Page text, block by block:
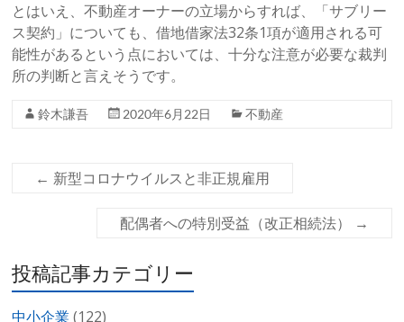
とはいえ、不動産オーナーの立場からすれば、「サブリー
ス契約」についても、借地借家法32条1項が適用される可
能性があるという点においては、十分な注意が必要な裁判
所の判断と言えそうです。
鈴木謙吾 2020年6月22日 不動産
← 新型コロナウイルスと非正規雇用
配偶者への特別受益（改正相続法） →
投稿記事カテゴリー
中小企業 (122)